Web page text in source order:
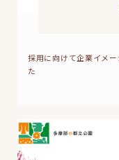
採用に向けて企業イメ
た